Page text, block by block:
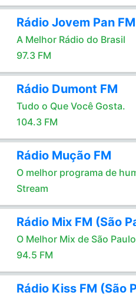
Rádio Jovem Pan
A Melhor Rádio do Brasil
97.3 FM
Rádio Dumont FM
Tudo o Que Você Gosta.
104.3 FM
Rádio Mução FM
O melhor programa de
Stream
Rádio Mix FM (São
O Melhor Mix de São Paulo
94.5 FM
Rádio Kiss FM (São